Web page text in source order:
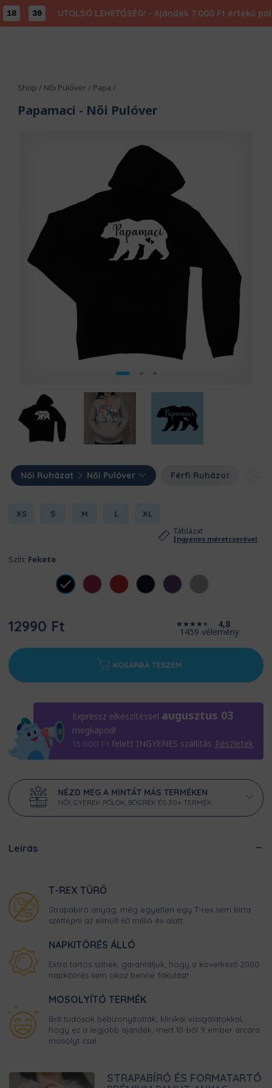
: 29 UTOLSÓ LEHETŐSÉG! - Ajándék 7.000 Ft értékű
Shop / Női Pulóver/ Papa /
Papamaci - Női Pulóver
Női Ruházat Női Pulóver Férfi Ruházat
XS S M L XL
Táblázat
Ingyenes méretcserével
Szín: Fekete
12990 Ft 4,8
1459 vélemény
KOSÁRBA TESZEM
Expressz elkészítéssel augusztus 03
megkapod!
15.000 Ft felett INGYENES szállítás Részletek
NÉZD MEG A MINTÁT MÁS TERMÉKEN
NŐI, GYEREK PÓLÓK, BÖGRÉK ÉS 30+ TERMÉK
Leírás
T-REX TŰRŐ
Strapabíró anyag, még egyetlen egy T-rex sem bírta
széttépni az elmúlt 60 millió év alatt
NAPKITÖRÉS ÁLLÓ
Extra tartós színek, garantáljuk, hogy a következő 2000
napkitörés sem okoz benne fakulást!
MOSOLYÍTÓ TERMÉK
Brit tudósok bebizonyították, klinikai vizsgálatokkal,
hogy ez a legjobb ajándék, mert 10-ből 9 ember arcára
mosolyt csal.
STRAPABÍRÓ ÉS FORMATARTÓ